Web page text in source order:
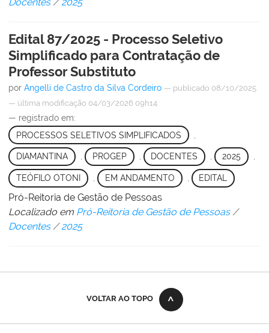
Docentes /2025
Edital 87/2025 - Processo Seletivo
Simplificado para Contratação de
Professor Substituto
por Angelli de Castro da Silva Cordeiro — publicado 08/10/2025
— última modificação 04/03/2026 09h14
— registrado em:
PROCESSOS SELETIVOS SIMPLIFICADOS
DIAMANTINA , PROGEP , DOCENTES , 2025 ,
TEÓFILO OTONI EM ANDAMENTO EDITAL
Pró-Reitoria de Gestão de Pessoas
Localizado em Pró-Reitoria de Gestão de Pessoas /
Docentes /2025
VOLTAR AO TOPO